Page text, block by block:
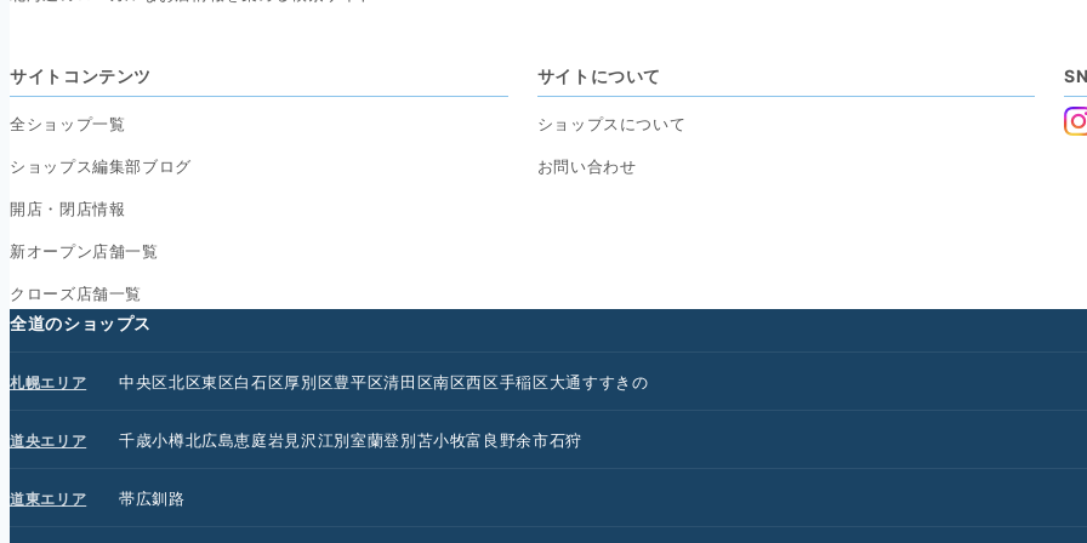
サイトコンテンツ
全ショップ一覧
ショップス編集部ブログ
開店・閉店情報
新オープン店舗一覧
クローズ店舗一覧
サイトについて
ショップスについて
お問い合わせ
全道のショップス
札幌エリア 中央区北区東区白石区厚別区豊平区清田区南区西区手稲区大通すすきの
道央エリア 千歳小樽北広島恵庭岩見沢江別室蘭登別苫小牧富良野余市石狩
道東エリア 帯広釧路